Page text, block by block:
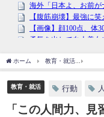
ホーム 教育・就活
教育・就活 行動
「この人間力、